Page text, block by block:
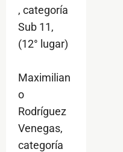
, categoría
Sub 11,
(12° lugar)
Maximilian
o
Rodríguez
Venegas,
categoría